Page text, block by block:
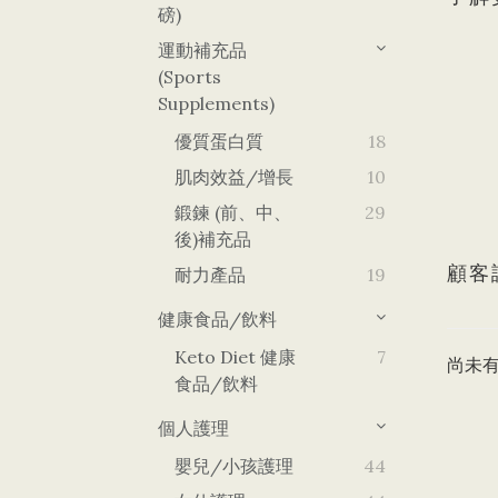
磅)
運動補充品
(Sports
Supplements)
優質蛋白質
18
肌肉效益/增長
10
鍛鍊 (前、中、
後)補充品
29
耐力產品
19
健康食品/飲料
Keto Diet 健康
食品/飲料
7
個人護理
嬰兒/小孩護理
44
顧客
尚未